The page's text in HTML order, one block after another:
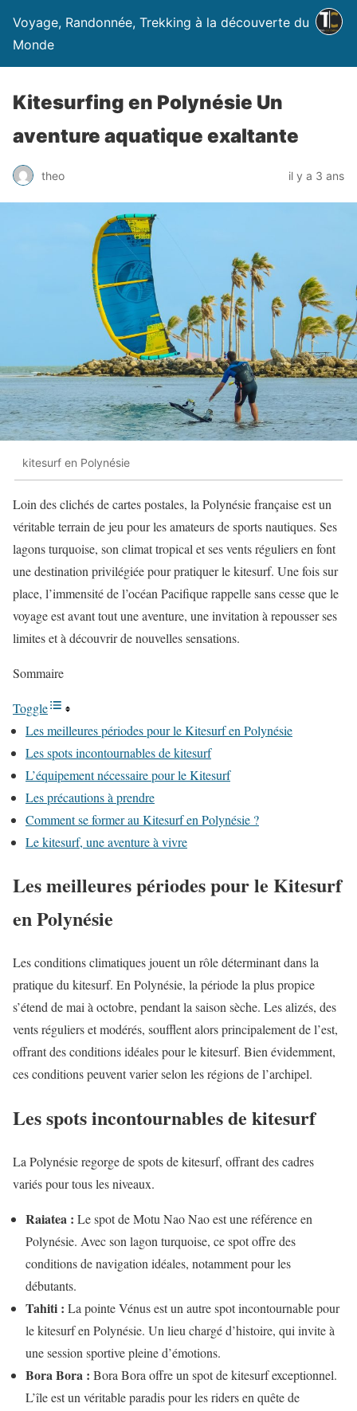
Voyage, Randonnée, Trekking à la découverte du
Monde
Kitesurfing en Polynésie Un
aventure aquatique exaltante
theo il y a 3 ans
kitesurf en Polynésie
Loin des clichés de cartes postales, la Polynésie française est un
véritable terrain de jeu pour les amateurs de sports nautiques. Ses
lagons turquoise, son climat tropical et ses vents réguliers en font
une destination privilégiée pour pratiquer le kitesurf. Une fois sur
place, l’immensité de l’océan Pacifique rappelle sans cesse que le
voyage est avant tout une aventure, une invitation à repousser ses
limites et à découvrir de nouvelles sensations.
Sommaire
Toggle
Les meilleures périodes pour le Kitesurf en Polynésie
Les spots incontournables de kitesurf
L’équipement nécessaire pour le Kitesurf
Les précautions à prendre
Comment se former au Kitesurf en Polynésie ?
Le kitesurf, une aventure à vivre
Les meilleures périodes pour le Kitesurf
en Polynésie
Les conditions climatiques jouent un rôle déterminant dans la
pratique du kitesurf. En Polynésie, la période la plus propice
s’étend de mai à octobre, pendant la saison sèche. Les alizés, des
vents réguliers et modérés, soufflent alors principalement de l’est,
offrant des conditions idéales pour le kitesurf. Bien évidemment,
ces conditions peuvent varier selon les régions de l’archipel.
Les spots incontournables de kitesurf
La Polynésie regorge de spots de kitesurf, offrant des cadres
variés pour tous les niveaux.
Raiatea : Le spot de Motu Nao Nao est une référence en
Polynésie. Avec son lagon turquoise, ce spot offre des
conditions de navigation idéales, notamment pour les
débutants.
Tahiti : La pointe Vénus est un autre spot incontournable pour
le kitesurf en Polynésie. Un lieu chargé d’histoire, qui invite à
une session sportive pleine d’émotions.
Bora Bora : Bora Bora offre un spot de kitesurf exceptionnel.
L’île est un véritable paradis pour les riders en quête de